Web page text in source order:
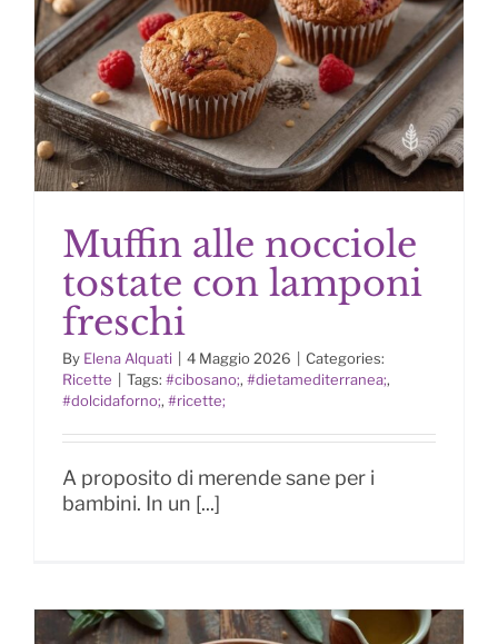
Muffin alle nocciole tostate con
lamponi freschi
Muffin alle nocciole
tostate con lamponi
freschi
By Elena Alquati 4 Maggio 2026
Categories:
Ricette
Tags: #cibosano;, #dietamediterranea;,
#dolcidaforno;, #ricette;
A proposito di merende sane per i
bambini. In un [...]